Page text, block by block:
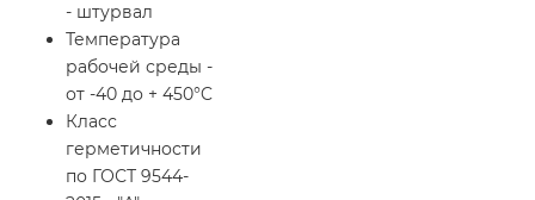
- штурвал
Температура
рабочей среды -
от -40 до + 450°C
Класс
герметичности
по ГОСТ 9544-